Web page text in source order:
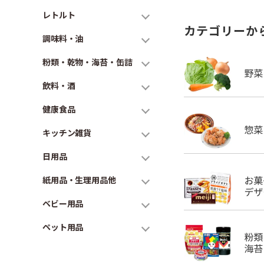
レトルト
調味料・油
粉類・乾物・海苔・缶詰
飲料・酒
健康食品
キッチン雑貨
日用品
紙用品・生理用品他
ベビー用品
ペット用品
カテゴリーか